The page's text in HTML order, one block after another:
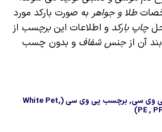
طلا و جواهر به صورت بارکد مورد
چاپ بارکد و اطلاعات اینبرچسب از
آن ازجنس شفاف و بدون چسب
لیبل پی وی سی, برچسب پی وی سی (White Pet,
PE ,